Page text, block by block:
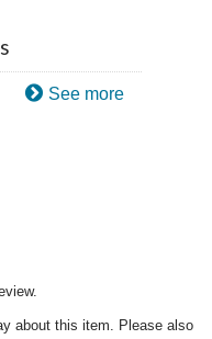
See more
about this item. Please also